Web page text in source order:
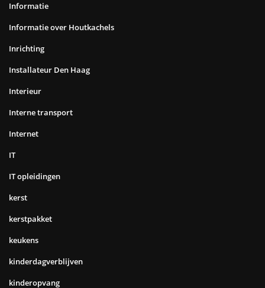
Informatie
Informatie over Houtkachels
Inrichting
Installateur Den Haag
Interieur
Interne transport
Internet
IT
IT opleidingen
kerst
kerstpakket
keukens
kinderdagverblijven
kinderopvang